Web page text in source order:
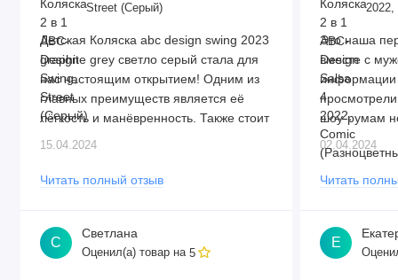
Street (Серый)
Детская Коляска abc design swing 2023
graphite grey светло серый стала для
нас настоящим открытием! Одним из
главных преимуществ является её
лёгкость и манёвренность. Также стоит
отметить хорошие амортизаторы,
Люлька просторная, оснащена мягким
позволяет создать идеальные условия
для сна малыша. Прогулочный блок с
15.04.2024
Читать полный отзыв
С
Светлана
Оценил(а) товар на 5
2022,
Это наша
вместе с
информации
шоу-румам
выбрали
товар на
есть
02.04.2024
Читать
Е